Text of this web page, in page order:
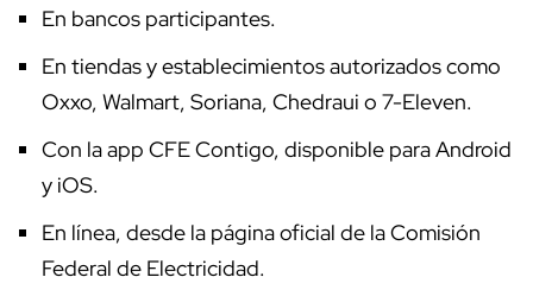
En bancos participantes.
En tiendas y establecimientos autorizados como
Oxxo, Walmart, Soriana, Chedraui o 7-Eleven.
Con la app CFE Contigo, disponible para Android
y iOS.
En línea, desde la página oficial de la Comisión
Federal de Electricidad.